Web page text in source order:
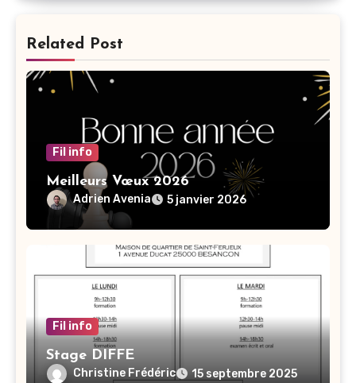
Related Post
Fil info
Meilleurs Vœux 2026
Adrien Avenia 5 janvier 2026
Fil info
Stage DIFFE
Christine Frédéric 15 septembre 2025